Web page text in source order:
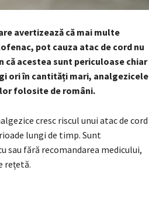
avertizează că mai multe
pot cauza atac de cord nu
că acestea sunt periculoase chiar
ori în cantități mari, analgezicele
folosite de români.
cresc riscul unui atac de cord
lungi de timp. Sunt
sau fără recomandarea medicului,
rețetă.